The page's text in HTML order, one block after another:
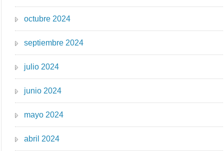
octubre 2024
septiembre 2024
julio 2024
junio 2024
mayo 2024
abril 2024